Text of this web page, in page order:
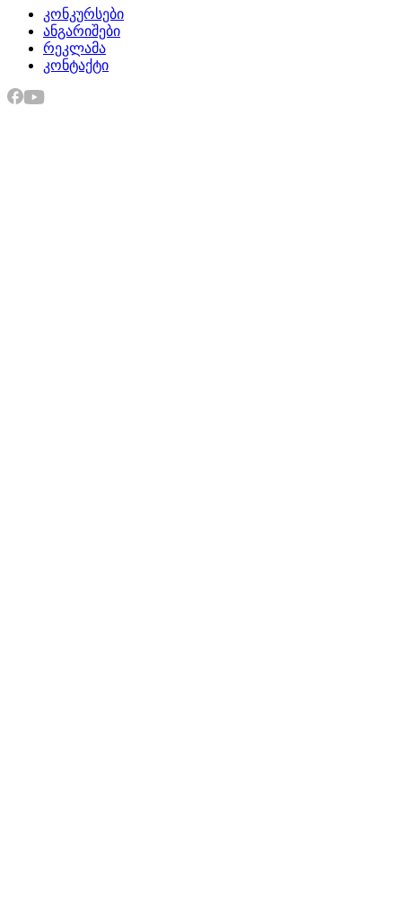
კონკურსები
ანგარიშები
რეკლამა
კონტაქტი